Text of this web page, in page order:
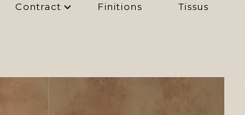
Contract Finitions Tissus